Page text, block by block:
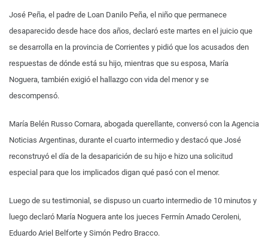
José Peña, el padre de Loan Danilo Peña, el niño que permanece
desaparecido desde hace dos años, declaró este martes en el juicio que
se desarrolla en la provincia de Corrientes y pidió que los acusados den
respuestas de dónde está su hijo, mientras que su esposa, María
Noguera, también exigió el hallazgo con vida del menor y se
descompensó.
María Belén Russo Cornara, abogada querellante, conversó con la Agencia
Noticias Argentinas, durante el cuarto intermedio y destacó que José
reconstruyó el día de la desaparición de su hijo e hizo una solicitud
especial para que los implicados digan qué pasó con el menor.
Luego de su testimonial, se dispuso un cuarto intermedio de 10 minutos y
luego declaró María Noguera ante los jueces Fermín Amado Ceroleni,
Eduardo Ariel Belforte y Simón Pedro Bracco.